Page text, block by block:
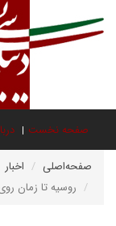
صفحه نخست
صفحه‌اصلی اخبار
روسیه تا زمان